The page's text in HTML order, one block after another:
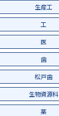
生産工
工
医
歯
松戸歯
生物資源科
薬